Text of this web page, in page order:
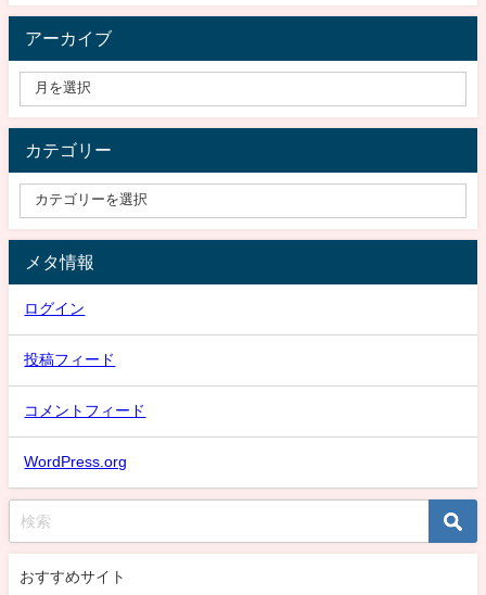
アーカイブ
カテゴリー
メタ情報
ログイン
投稿フィード
コメントフィード
WordPress.org
おすすめサイト